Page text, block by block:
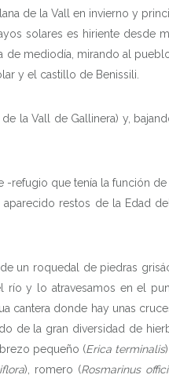
de la Vall en invierno y
solares es hiriente desde
de mediodía, mirando al
y el castillo de Benissili.
la Vall de Gallinera) y,
-refugio que tenía la función
restos de la Edad
un roquedal de piedras
río y lo atravesamos en el
cantera donde hay unas
de la gran diversidad de
pequeño (Erica terminalis
), romero (Rosmarinus